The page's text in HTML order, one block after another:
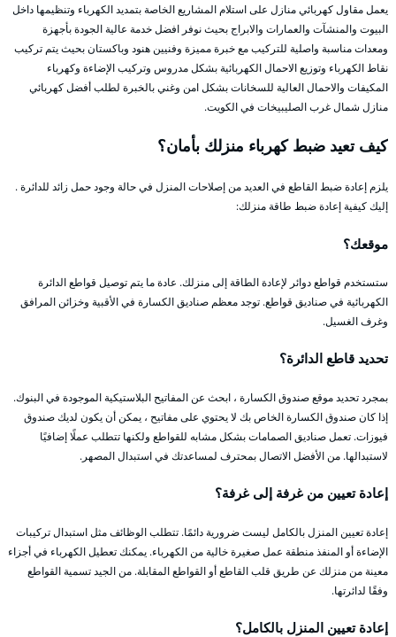
يعمل مقاول كهربائي منازل على استلام المشاريع الخاصة بتمديد الكهرباء وتنظيمها داخل
البيوت والمنشآت والعمارات والابراج بحيث نوفر افضل خدمة عالية الجودة بأجهزة
ومعدات مناسبة واصلية للتركيب مع خبرة مميزة وفنيين هنود وباكستان بحيث يتم تركيب
نقاط الكهرباء وتوزيع الاحمال الكهربائية بشكل مدروس وتركيب الإضاءة وكهرباء
المكيفات والاحمال العالية للسخانات بشكل امن وغني بالخبرة لطلب أفضل كهربائي
منازل شمال غرب الصليبيخات في الكويت.
كيف تعيد ضبط كهرباء منزلك بأمان؟
يلزم إعادة ضبط القاطع في العديد من إصلاحات المنزل في حالة وجود حمل زائد للدائرة .
إليك كيفية إعادة ضبط طاقة منزلك:
موقعك؟
ستستخدم قواطع دوائر لإعادة الطاقة إلى منزلك. عادة ما يتم توصيل قواطع الدائرة
الكهربائية في صناديق قواطع. توجد معظم صناديق الكسارة في الأقبية وخزائن المرافق
وغرف الغسيل.
تحديد قاطع الدائرة؟
بمجرد تحديد موقع صندوق الكسارة ، ابحث عن المفاتيح البلاستيكية الموجودة في البنوك.
إذا كان صندوق الكسارة الخاص بك لا يحتوي على مفاتيح ، يمكن أن يكون لديك صندوق
فيوزات. تعمل صناديق الصمامات بشكل مشابه للقواطع ولكنها تتطلب عملًا إضافيًا
لاستبدالها. من الأفضل الاتصال بمحترف لمساعدتك في استبدال المصهر.
إعادة تعيين من غرفة إلى غرفة؟
إعادة تعيين المنزل بالكامل ليست ضرورية دائمًا. تتطلب الوظائف مثل استبدال تركيبات
الإضاءة أو المنفذ منطقة عمل صغيرة خالية من الكهرباء. يمكنك تعطيل الكهرباء في أجزاء
معينة من منزلك عن طريق قلب القاطع أو القواطع المقابلة. من الجيد تسمية القواطع
وفقًا لدائرتها.
إعادة تعيين المنزل بالكامل؟